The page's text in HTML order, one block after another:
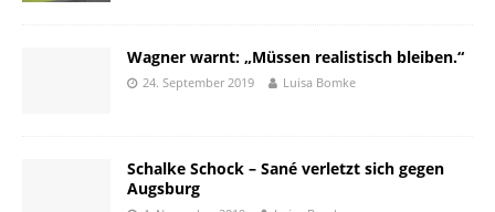
Wagner warnt: „Müssen realistisch bleiben.“
24. September 2019 Luisa Bomke
Schalke Schock – Sané verletzt sich gegen
Augsburg